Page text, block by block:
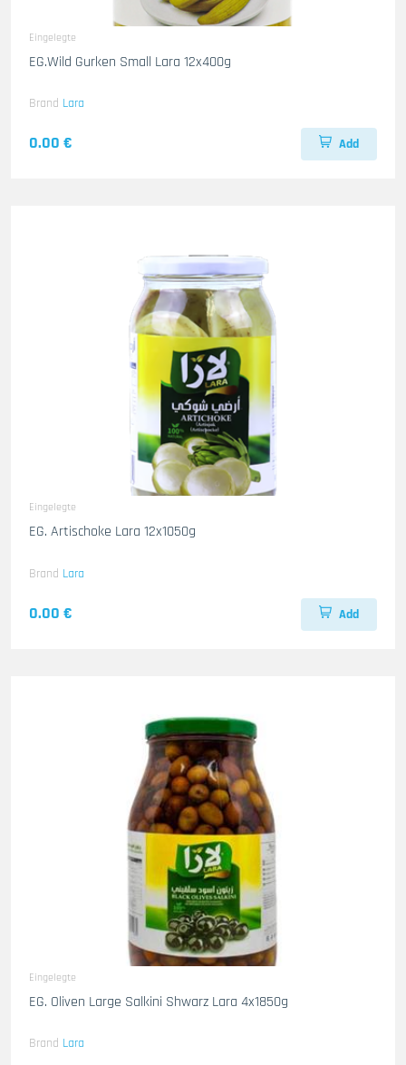
Eingelegte
EG.Wild Gurken Small Lara 12x400g
Brand Lara
0.00 € Add
Eingelegte
EG. Artischoke Lara 12x1050g
Brand Lara
0.00 € Add
Eingelegte
EG. Oliven Large Salkini Shwarz Lara 4x1850g
Brand Lara